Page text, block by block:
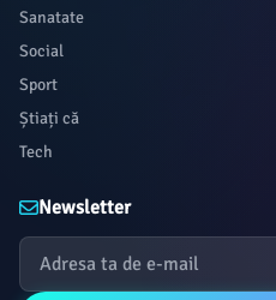
Sanatate
Social
Sport
Știați că
Tech
Newsletter